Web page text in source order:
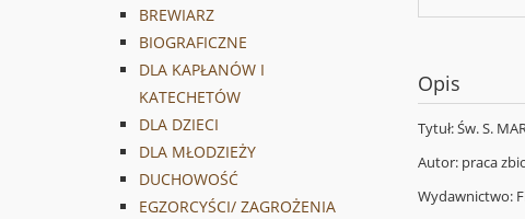
BREWIARZ
BIOGRAFICZNE
DLA KAPŁANÓW I
KATECHETÓW
DLA DZIECI
DLA MŁODZIEŻY
DUCHOWOŚĆ
EGZORCYŚCI/ ZAGROŻENIA
Opis
Tytuł: Św. S.
Autor: praca
Wydawnictwo: